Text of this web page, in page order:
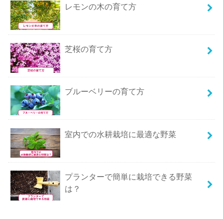
レモンの木の育て方
芝桜の育て方
ブルーベリーの育て方
室内での水耕栽培に最適な野菜
プランターで簡単に栽培できる野菜
は？